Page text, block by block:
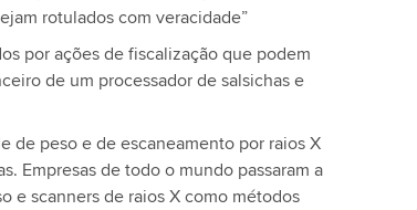
rotulados com veracidade”
por ações de fiscalização que podem
de um processador de salsichas e
de peso e de escaneamento por raios X
Empresas de todo o mundo passaram a
e scanners de raios X como métodos